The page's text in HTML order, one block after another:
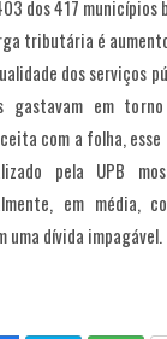
dos 417 municípios
tributária é
dos serviços
gastavam em
com a folha,
pela UPB
em média,
uma dívida impagável.